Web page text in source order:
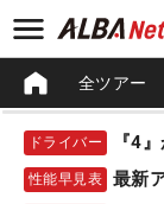
全ツアー
ドライバー
性能早見表 最新